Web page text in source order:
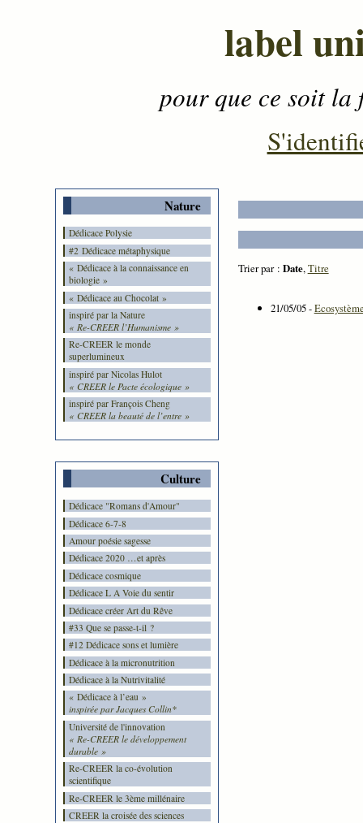
label
pour que ce soit
Nature
Dédicace Polysie
#2 Dédicace métaphysique
« Dédicace à la connaissance en
biologie »
« Dédicace au Chocolat »
inspiré par la Nature
« Re-CREER l’Humanisme »
Re-CREER le monde
superlumineux
inspiré par Nicolas Hulot
« CREER le Pacte écologique »
inspiré par François Cheng
« CREER la beauté de l’entre »
Culture
Dédicace "Romans d'Amour"
Dédicace 6-7-8
Amour poésie sagesse
Dédicace 2020 …et après
Dédicace cosmique
Dédicace L A Voie du sentir
Dédicace créer Art du Rêve
#33 Que se passe-t-il ?
#12 Dédicace sons et lumière
Dédicace à la micronutrition
Dédicace à la Nutrivitalité
« Dédicace à l’eau »
inspirée par Jacques Collin*
Université de l'innovation
« Re-CREER le développement
durable »
Re-CREER la co-évolution
scientifique
Re-CREER le 3ème millénaire
CREER la croisée des sciences
Trier par : Date,Titre
21/05/05 -